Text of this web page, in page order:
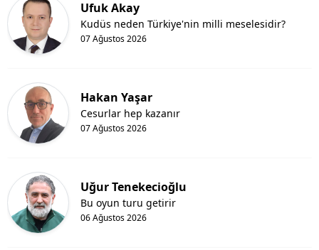
Ufuk Akay
07 Ağustos 2026
Kudüs neden Türkiye'nin milli meselesidir?
Hakan Yaşar
07 Ağustos 2026
Cesurlar hep kazanır
Uğur Tenekecioğlu
06 Ağustos 2026
Bu oyun turu getirir